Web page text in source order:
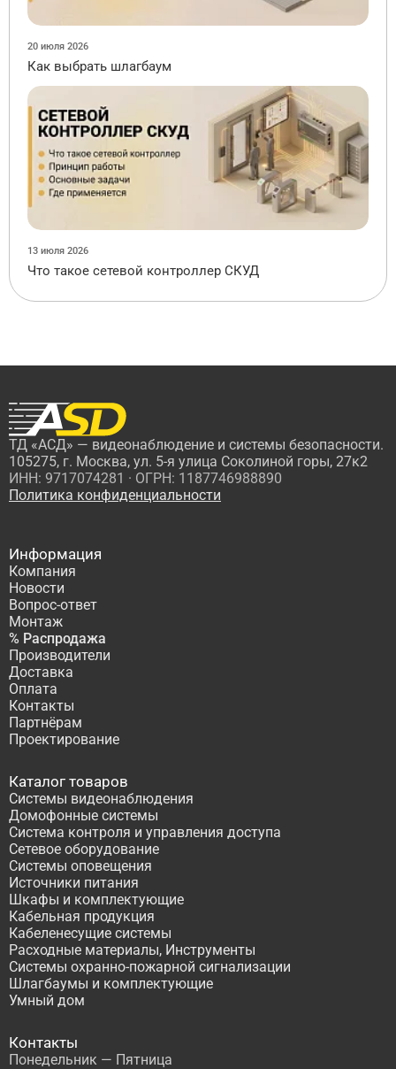
20 июля 2026
Как выбрать шлагбаум
13 июля 2026
Что такое сетевой контроллер СКУД
ТД «АСД» — видеонаблюдение и системы безопасности.
105275, г. Москва, ул. 5-я улица Соколиной горы, 27к2
ИНН: 9717074281 · ОГРН: 1187746988890
Политика конфиденциальности
Информация
Компания
Новости
Вопрос-ответ
Монтаж
% Распродажа
Производители
Доставка
Оплата
Контакты
Партнёрам
Проектирование
Каталог товаров
Системы видеонаблюдения
Домофонные системы
Система контроля и управления доступа
Сетевое оборудование
Системы оповещения
Источники питания
Шкафы и комплектующие
Кабельная продукция
Кабеленесущие системы
Расходные материалы, Инструменты
Системы охранно-пожарной сигнализации
Шлагбаумы и комплектующие
Умный дом
Контакты
Понедельник — Пятница